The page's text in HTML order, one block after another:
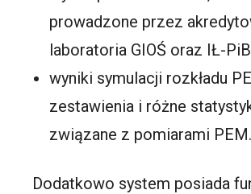
prowadzone przez
laboratoria GIOŚ oraz IŁ-
wyniki symulacji rozkładu
zestawienia i różne
związane z pomiarami PEM.
Dodatkowo system posiada